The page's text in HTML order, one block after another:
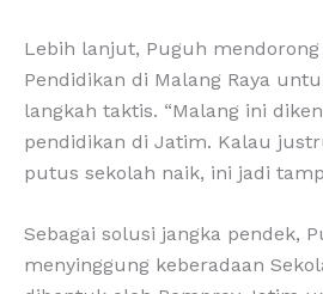
Lebih lanjut, Puguh mendorong
Pendidikan di Malang Raya
langkah taktis. “Malang ini
pendidikan di Jatim. Kalau
putus sekolah naik, ini jadi
Sebagai solusi jangka pendek,
menyinggung keberadaan